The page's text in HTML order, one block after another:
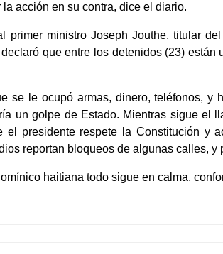
la acción en su contra, dice el diario.
primer ministro Joseph Jouthe, titular
que entre los detenidos (23)
se le ocupó armas, dinero, teléfonos, y
un golpe de Estado. Mientras sigue el
el presidente respete la Constitución y
reportan bloqueos de algunas calles,
haitiana todo sigue en calma,